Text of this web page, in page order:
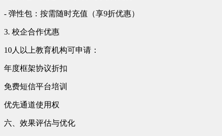
- 弹性包：按需随时充值（享9折优惠）
3. 校企合作优惠
10人以上教育机构可申请：
年度框架协议折扣
免费短信平台培训
优先通道使用权
六、效果评估与优化